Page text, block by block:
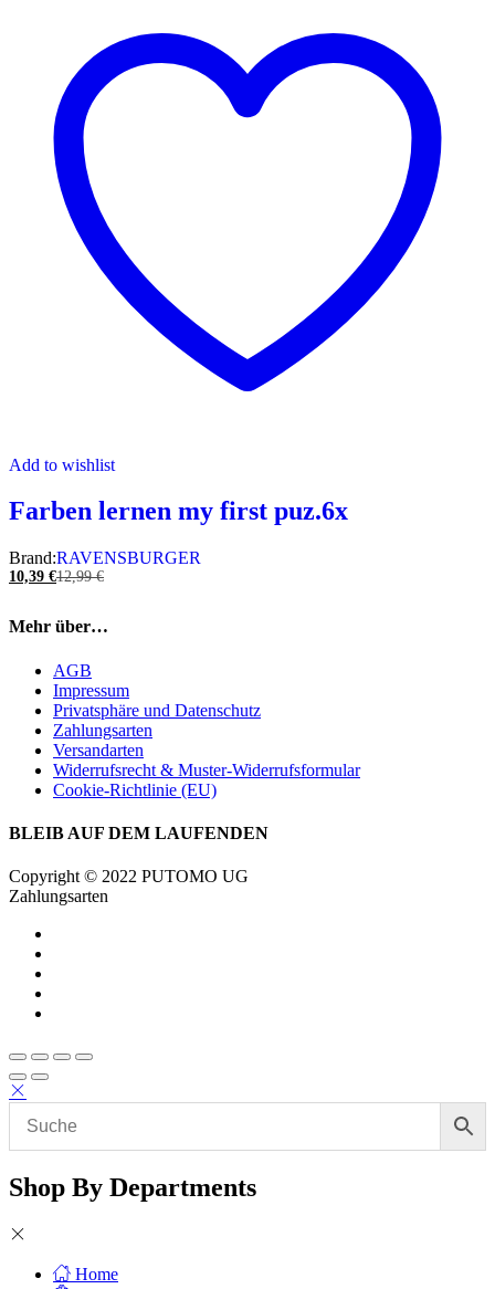
Add to wishlist
Farben lernen my first puz.6x
Brand:RAVENSBURGER
10,39 €12,99€
Mehr über…
AGB
Impressum
Privatsphäre und Datenschutz
Zahlungsarten
Versandarten
Widerrufsrecht & Muster-Widerrufsformular
Cookie-Richtlinie (EU)
BLEIB AUF DEM LAUFENDEN
Copyright © 2022 PUTOMO UG
Zahlungsarten
Shop By Departments
Home